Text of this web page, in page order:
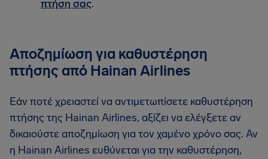
πτήση σας.
Αποζημίωση για καθυστέρηση
πτήσης από Hainan Airlines
Εάν ποτέ χρειαστεί να αντιμετωπίσετε καθυστέρηση
πτήσης της Hainan Airlines, αξίζει να ελέγξετε αν
δικαιούστε αποζημίωση για τον χαμένο χρόνο σας. Αν
η Hainan Airlines ευθύνεται για την καθυστέρηση,